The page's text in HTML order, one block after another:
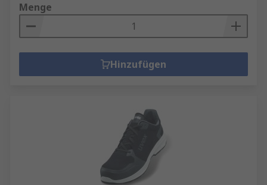
Menge
Hinzufügen